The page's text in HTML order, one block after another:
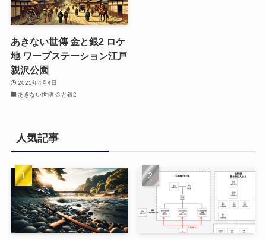
あきない世傳 金と銀2 ロケ
地 ワープステーション江戸
親沢公園
2025年4月4日
あきない世傳 金と銀2
人気記事